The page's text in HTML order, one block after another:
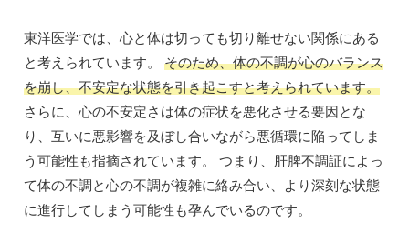
東洋医学では、心と体は切っても切り離せない関係にある
と考えられています。 そのため、体の不調が心のバランス
を崩し、不安定な状態を引き起こすと考えられています。
さらに、心の不安定さは体の症状を悪化させる要因とな
り、互いに悪影響を及ぼし合いながら悪循環に陥ってしま
う可能性も指摘されています。 つまり、肝脾不調証によっ
て体の不調と心の不調が複雑に絡み合い、より深刻な状態
に進行してしまう可能性も孕んでいるのです。